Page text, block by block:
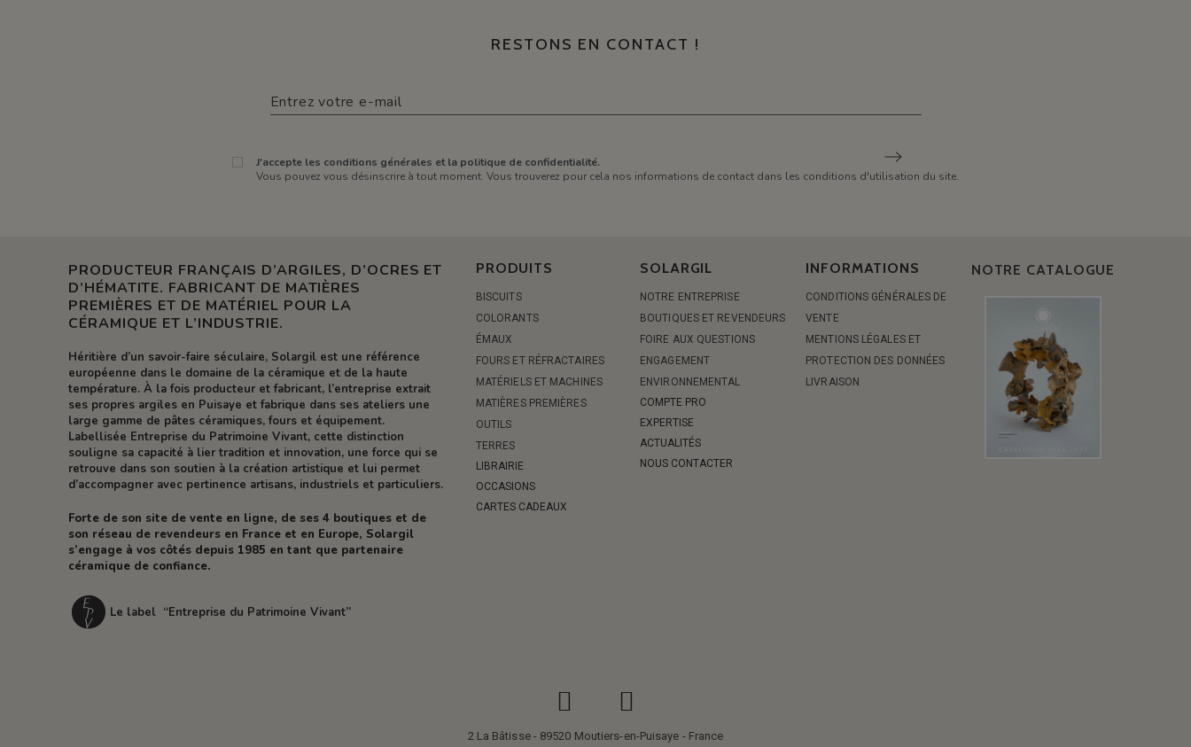
RESTONS EN CONTACT !
J'accepte les conditions générales et la politique de confidentialité.
Vous pouvez vous désinscrire à tout moment. Vous trouverez pour cela nos informations de contact dans les conditions d'utilisation du site.
PRODUCTEUR FRANÇAIS D’ARGILES, D’OCRES ET
D’HÉMATITE. FABRICANT DE MATIÈRES
PREMIÈRES ET DE MATÉRIEL POUR LA
CÉRAMIQUE ET L’INDUSTRIE.
Héritière d’un savoir-faire séculaire, Solargil est une référence
européenne dans le domaine de la céramique et de la haute
température. À la fois producteur et fabricant, l’entreprise extrait
ses propres argiles en Puisaye et fabrique dans ses ateliers une
large gamme de pâtes céramiques, fours et équipement.
Labellisée Entreprise du Patrimoine Vivant, cette distinction
souligne sa capacité à lier tradition et innovation, une force qui se
retrouve dans son soutien à la création artistique et lui permet
d’accompagner avec pertinence artisans, industriels et particuliers.
Forte de son site de vente en ligne, de ses 4 boutiques et de
son réseau de revendeurs en France et en Europe, Solargil
s’engage à vos côtés depuis 1985 en tant que partenaire
céramique de confiance.
Le label “Entreprise du Patrimoine Vivant”
PRODUITS
BISCUITS
COLORANTS
ÉMAUX
FOURS ET RÉFRACTAIRES
MATÉRIELS ET MACHINES
MATIÈRES PREMIÈRES
OUTILS
TERRES
LIBRAIRIE
OCCASIONS
CARTES CADEAUX
SOLARGIL
NOTRE ENTREPRISE
BOUTIQUES ET REVENDEURS
FOIRE AUX QUESTIONS
ENGAGEMENT
ENVIRONNEMENTAL
COMPTE PRO
EXPERTISE
ACTUALITÉS
NOUS CONTACTER
INFORMATIONS
CONDITIONS GÉNÉRALES DE
VENTE
MENTIONS LÉGALES ET
PROTECTION DES DONNÉES
LIVRAISON
NOTRE CATALOGUE
2 La Bâtisse - 89520 Moutiers-en-Puisaye - France